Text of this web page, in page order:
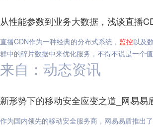
从性能参数到业务大数据，浅谈直播
直播CDN作为一种经典的分布式系统， 监控以及
群中的碎片数据中来优化服务，不得不说是一个
来自：动态资讯
新形势下的移动安全应变之道_网易易
作为国内领先的移动安全服务商，网易易盾推出